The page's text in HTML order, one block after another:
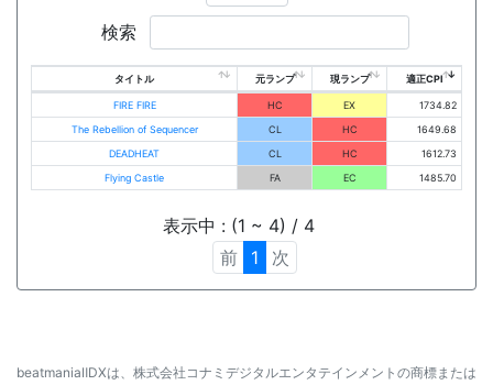
検索
タイトル 元ランプ 現ランプ 適正CPI
FIRE FIRE HC EX
1734.82
The Rebellion of Sequencer
CL HC
1649.68
DEADHEAT
CL HC
1612.73
Flying Castle
FA EC 1485.70
表示中 : (1 ~ 4) / 4
前
1 次
beatmaniaⅡDXは、株式会社コナミデジタルエンタテインメントの商標または